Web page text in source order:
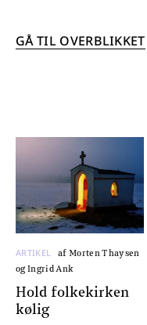
GÅ TIL OVERBLIKKET
ARTIKEL
af Morten Thaysen
og Ingrid Ank
Hold folkekirken
kølig